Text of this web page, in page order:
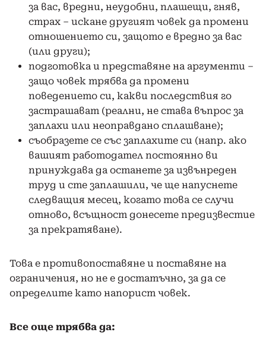
за вас, вредни, неудобни, плашещи, гняв,
страх – искане другият човек да промени
отношението си, защото е вредно за вас
(или други);
подготовка и представяне на аргументи –
защо човек трябва да промени
поведението си, какви последствия го
застрашават (реални, не става въпрос за
заплахи или неоправдано сплашване);
съобразете се със заплахите си (напр. ако
вашият работодател постоянно ви
принуждава да останете за извънреден
труд и сте заплашили, че ще напуснете
следващия месец, когато това се случи
отново, всъщност донесете предизвестие
за прекратяване).
Това е противопоставяне и поставяне на
ограничения, но не е достатъчно, за да се
определите като напорист човек.
Все още трябва да: